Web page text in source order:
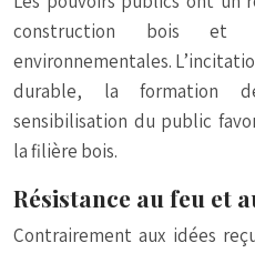
construction bois et
environnementales.
durable, la formation
sensibilisation du public
la filière bois.
Résistance au feu et
Contrairement aux idées